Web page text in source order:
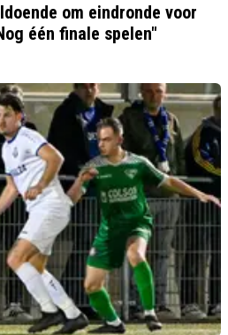
om eindronde voor
één finale spelen"